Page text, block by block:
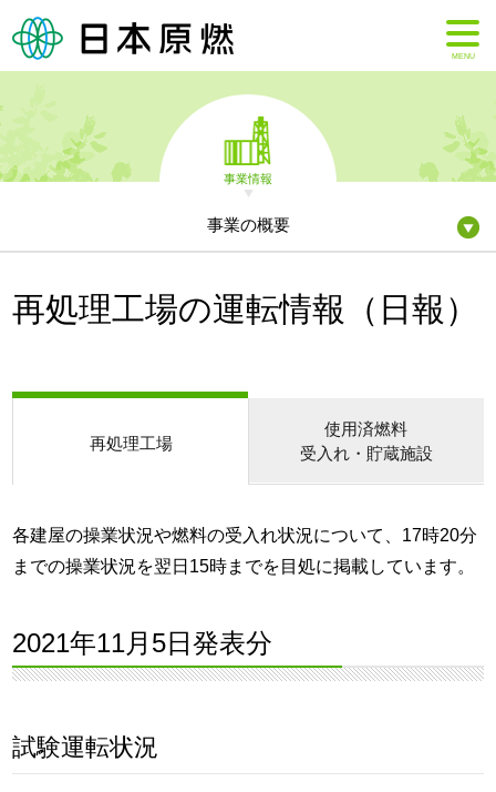
MENU
事業情報
事業の概要
再処理工場の運転情報（日報）
再処理工場
使用済燃料
受入れ・貯蔵施設
各建屋の操業状況や燃料の受入れ状況について、17時20分
までの操業状況を翌日15時までを目処に掲載しています。
2021年11月5日発表分
試験運転状況